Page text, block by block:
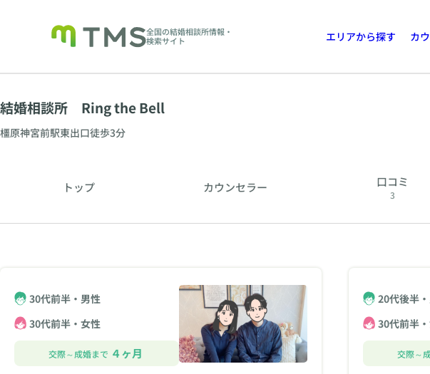
全国の結婚相談所情報・
検索サイト
エリアから探す カ
結婚相談所 Ring the Bell
橿原神宮前駅東出口徒歩3分
トップ カウンセラー 口コミ
3
30代前半・男性
30代前半・女性
交際～成婚まで ４ヶ月
20代後半
30代前半
交際～